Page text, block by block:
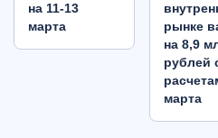
на 11-13
марта
рынке
на 8,9
рублей
марта